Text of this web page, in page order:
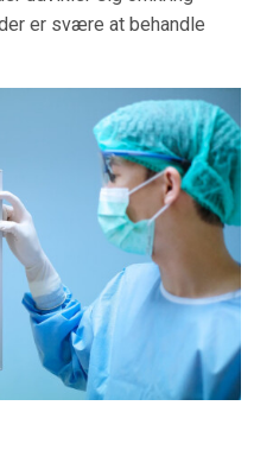
er svære at behandle